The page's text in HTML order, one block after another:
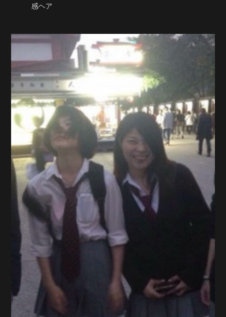
感ヘア